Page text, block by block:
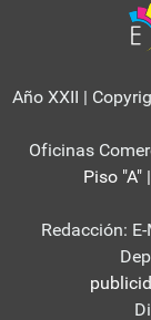
Año XXII |
Oficinas
Piso "A"
Redacción: